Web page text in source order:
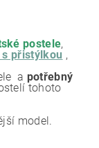
postele,
s přistýlkou ,
a potřebný
tohoto
model.